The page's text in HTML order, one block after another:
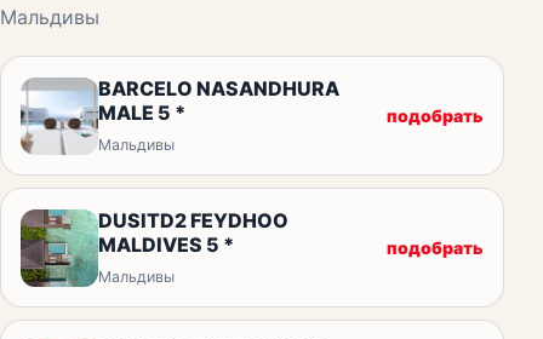
Мальдивы
BARCELO NASANDHURA
MALE 5 *
Мальдивы
подобрать
DUSITD2 FEYDHOO
MALDIVES 5 *
Мальдивы
подобрать